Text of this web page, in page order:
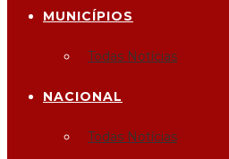
MUNICÍPIOS
Todas Notícias
NACIONAL
Todas Notícias